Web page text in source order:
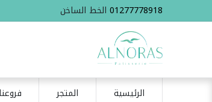
01277778918 الخط الساخن
الرئيسية المتجر فروعنا